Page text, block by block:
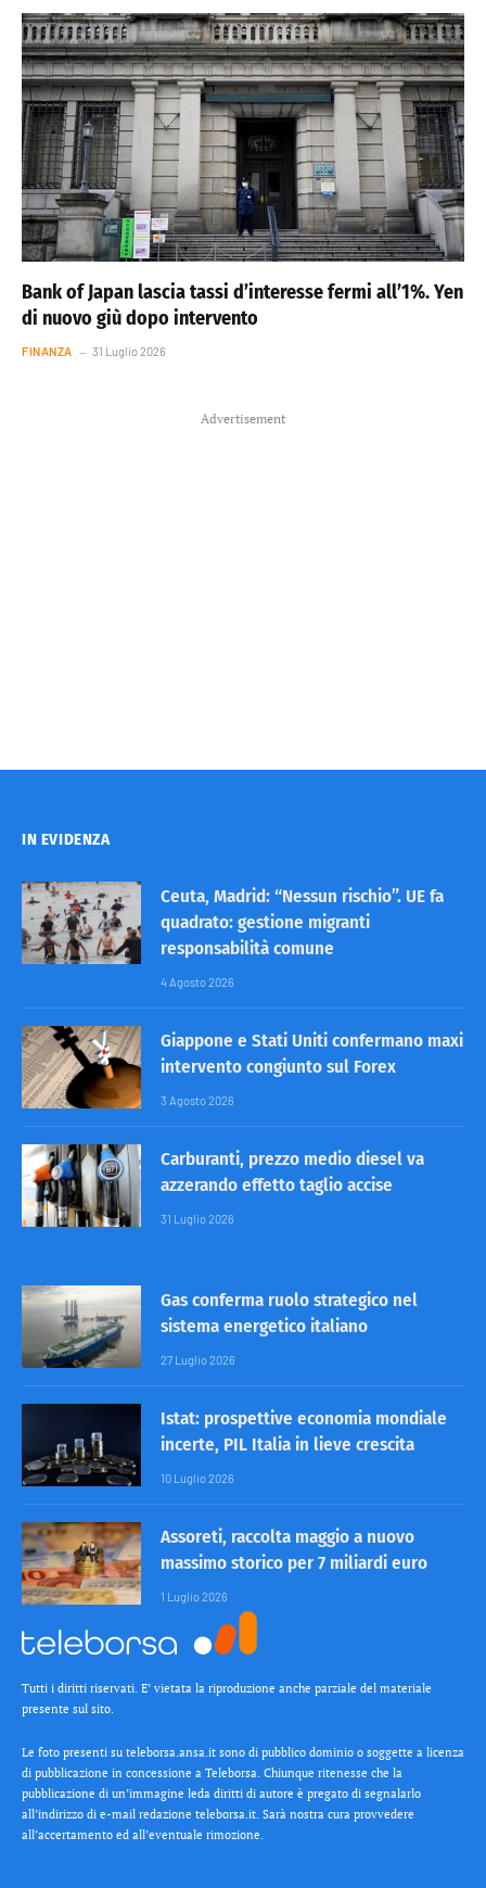
Bank of Japan lascia tassi d’interesse fermi all’1%. Yen
di nuovo giù dopo intervento
FINANZA 31 Luglio 2026
Advertisement
IN EVIDENZA
Ceuta, Madrid: “Nessun rischio”. UE fa
quadrato: gestione migranti
responsabilità comune
4 Agosto 2026
Giappone e Stati Uniti confermano maxi
intervento congiunto sul Forex
3 Agosto 2026
Carburanti, prezzo medio diesel va
azzerando effetto taglio accise
31 Luglio 2026
Gas conferma ruolo strategico nel
sistema energetico italiano
27 Luglio 2026
Istat: prospettive economia mondiale
incerte, PIL Italia in lieve crescita
10 Luglio 2026
Assoreti, raccolta maggio a nuovo
massimo storico per 7 miliardi euro
1 Luglio 2026
Tutti i diritti riservati. E’ vietata la riproduzione anche parziale del materiale
presente sul sito.
Le foto presenti su teleborsa.ansa.it sono di pubblico dominio o soggette a licenza
di pubblicazione in concessione a Teleborsa. Chiunque ritenesse che la
pubblicazione di un’immagine leda diritti di autore è pregato di segnalarlo
all’indirizzo di e-mail redazione teleborsa.it. Sarà nostra cura provvedere
all’accertamento ed all’eventuale rimozione.